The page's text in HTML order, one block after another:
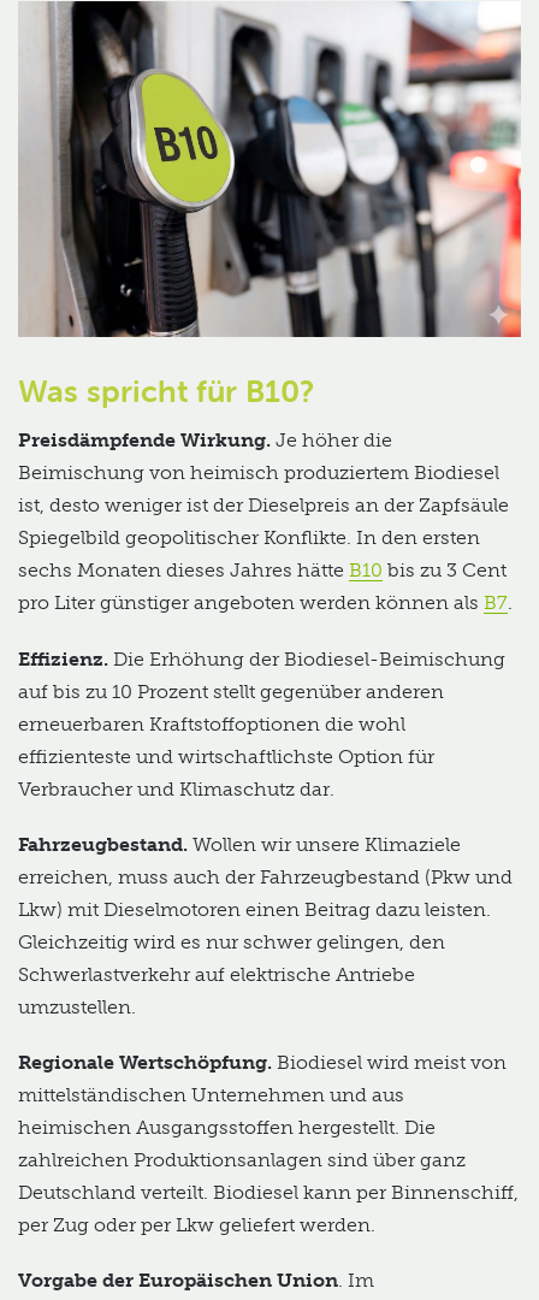
Was spricht für B10?
Preisdämpfende Wirkung. Je höher die
Beimischung von heimisch produziertem Biodiesel
ist, desto weniger ist der Dieselpreis an der Zapfsäule
Spiegelbild geopolitischer Konflikte. In den ersten
sechs Monaten dieses Jahres hätte B10 bis zu 3 Cent
pro Liter günstiger angeboten werden können als B7.
Effizienz. Die Erhöhung der Biodiesel-Beimischung
auf bis zu 10 Prozent stellt gegenüber anderen
erneuerbaren Kraftstoffoptionen die wohl
effizienteste und wirtschaftlichste Option für
Verbraucher und Klimaschutz dar.
Fahrzeugbestand. Wollen wir unsere Klimaziele
erreichen, muss auch der Fahrzeugbestand (Pkw und
Lkw) mit Dieselmotoren einen Beitrag dazu leisten.
Gleichzeitig wird es nur schwer gelingen, den
Schwerlastverkehr auf elektrische Antriebe
umzustellen.
Regionale Wertschöpfung. Biodiesel wird meist von
mittelständischen Unternehmen und aus
heimischen Ausgangsstoffen hergestellt. Die
zahlreichen Produktionsanlagen sind über ganz
Deutschland verteilt. Biodiesel kann per Binnenschiff,
per Zug oder per Lkw geliefert werden.
Vorgabe der Europäischen Union. Im